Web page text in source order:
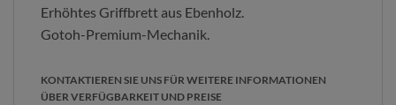
Erhöhtes Griffbrett aus Ebenholz.
Gotoh-Premium-Mechanik.
KONTAKTIEREN SIE UNS FÜR WEITERE INFORMATIONEN
ÜBER VERFÜGBARKEIT UND PREISE